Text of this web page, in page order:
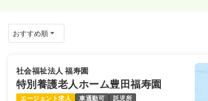
社会福祉法人 福寿園
特別養護老人ホーム豊田福寿園
エージェント求人 車通勤可 託児所